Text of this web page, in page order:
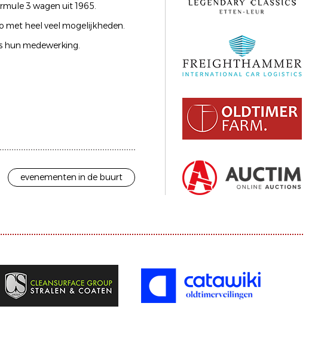
3 wagen uit 1965.
met heel veel mogelijkheden.
hun medewerking.
evenementen in de buurt